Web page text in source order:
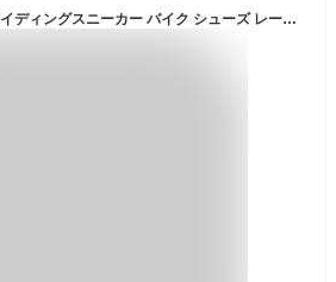
[Fiffyle] バイクブーツ ライディングスニーカー バイク シューズ レーシングブーツ ライディングシューズ カジュアル オートバイ靴 プロテクトシューズ ショートブーツ 通気性 耐磨耗性 滑り止め (ブラック, 25.5CM)